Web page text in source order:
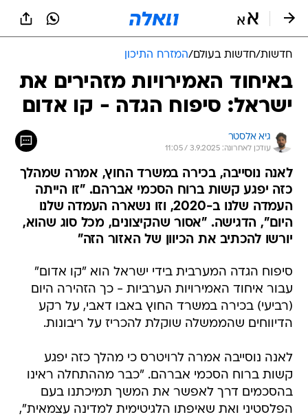
חדשות/חדשות בעולם/המזרח התיכון
באיחוד האמירויות מזהירים את
ישראל: סיפוח הגדה - קו אדום
גיא אלסטר
עודכן לאחרונה: 3.9.2025 / 11:05
לאנה נוסייבה, בכירה במשרד החוץ, אמרה שמהלך
כזה יפגע קשות ברוח הסכמי אברהם. "זו הייתה
העמדה שלנו ב-2020, וזו נשארה העמדה שלנו
היום", הדגישה. "אסור שהקיצונים, מכל סוג שהוא,
יורשו להכתיב את הכיוון של האזור הזה"
סיפוח הגדה המערבית בידי ישראל הוא "קו אדום"
עבור איחוד האמירויות הערביות - כך הזהירה היום
(רביעי) בכירה במשרד החוץ באבו דאבי, על רקע
הדיווחים שהממשלה שוקלת להכריז על ריבונות.
לאנה נוסייבה אמרה לרויטרס כי מהלך כזה יפגע
קשות ברוח הסכמי אברהם. "כבר מההתחלה ראינו
בהסכמים דרך לאפשר את המשך תמיכתנו בעם
הפלסטיני ואת שאיפתו הלגיטימית למדינה עצמאית",